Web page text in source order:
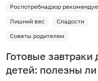
Роспотребнадзор
Лишний вес
Сладости
Советы родителям
Готовые завтраки
детей: полезны